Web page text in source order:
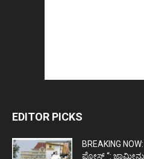
EDITOR PICKS
BREAKING
ಪೋಸ್ಟ್‌ “: